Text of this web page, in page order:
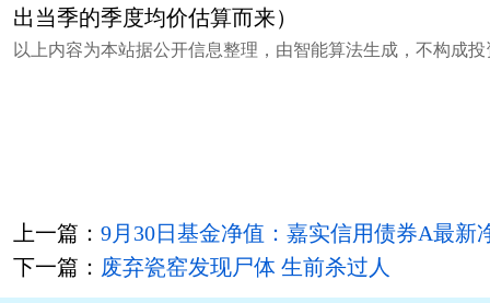
出当季的季度均价估算而来）
以上内容为本站据公开信息整理，由智能算法生成，不构成
上一篇： 9月30日基金净值：嘉实信用债券A最新
下一篇： 废弃瓷窑发现尸体 生前杀过人